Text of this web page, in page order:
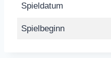
Spieldatum
Spielbeginn